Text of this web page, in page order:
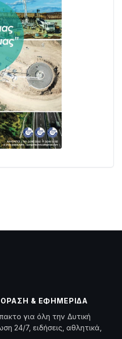
& ΕΦΗΜΕΡΊΔΑ
για όλη την Δυτική
24/7, ειδήσεις, αθλητικά,